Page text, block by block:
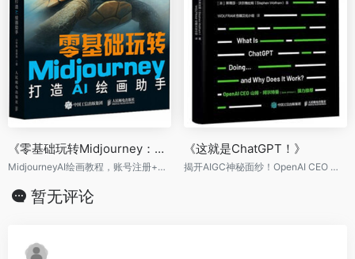
《零基础玩转Midjourney：打造AI绘画助手》
MidjourneyAI绘画教程，账号注册+参数指令+进阶操作，覆盖卡通、海报、表情包、故事绘本等多种创作领域，打破创作瓶颈，人人都是"艺术家"。
《这就是ChatGPT！》
揭开AIGC神秘面纱！OpenAI CEO 山姆·阿尔特曼（Sam Altman）强烈推荐！
暂无评论